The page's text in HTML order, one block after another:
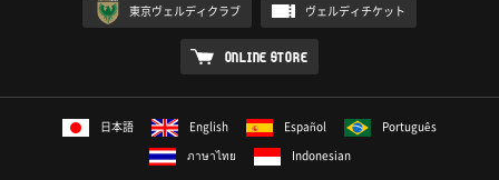
東京ヴェルディクラブ ヴェルディチケット
ONLINE STORE
日本語 English Español
Português
ภาษาไทย
Indonesian